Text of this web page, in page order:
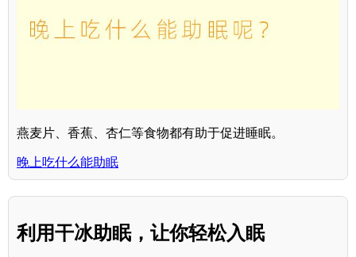
燕麦片、香蕉、杏仁等食物都有助于促进睡眠。
晚上吃什么能助眠
利用干冰助眠，让你轻松入眠